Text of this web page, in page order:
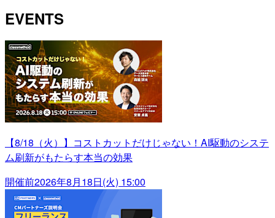
EVENTS
【8/18（火）】コストカットだけじゃない！AI駆動のシステ
ム刷新がもたらす本当の効果
開催前2026年8月18日(火) 15:00